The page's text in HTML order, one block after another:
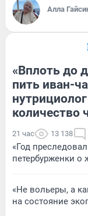
Алла
«Вплоть до
пить иван-
количество
21 час 13 138
«Год
петербурженки о
«Не вольеры, а
на состояние